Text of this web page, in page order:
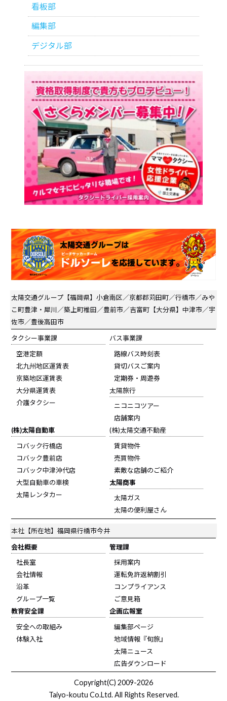
看板部
編集部
デジタル部
太陽交通グループ 【福岡県】小倉南区／京都郡苅田町／行橋市／みや
こ町豊津・犀川／築上町椎田／豊前市／吉富町【大分県】中津市／宇
佐市／豊後高田市
タクシー事業課
空港定額
北九州地区運賃表
京築地区運賃表
大分県運賃表
介護タクシー
バス事業課
路線バス時刻表
貸切バスご案内
定期券・周遊券
太陽旅行
ニコニコツアー
店舗案内
(株)太陽自動車
コバック行橋店
コバック豊前店
コバック中津沖代店
大型自動車の車検
太陽レンタカー
(株)太陽交通不動産
賃貸物件
売買物件
素敵な店舗のご紹介
太陽商事
太陽ガス
太陽の便利屋さん
本社 【所在地】福岡県行橋市今井
会社概要
社長室
会社情報
沿革
グループ一覧
管理課
採用案内
運転免許返納割引
コンプライアンス
ご意見箱
教育安全課
安全への取組み
体験入社
企画広報室
編集部ページ
地域情報『旬旅』
太陽ニュース
広告ダウンロード
Copyright(C) 2009-2026
Taiyo-koutu Co.Ltd. All Rights Reserved.